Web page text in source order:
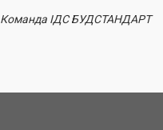
Команда ІДС БУДСТАНДАРТ